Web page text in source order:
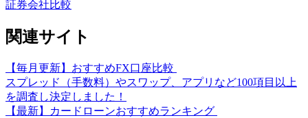
証券会社比較
関連サイト
【毎月更新】おすすめFX口座比較
スプレッド（手数料）やスワップ、アプリなど100項目以上
を調査し決定しました！
【最新】カードローンおすすめランキング